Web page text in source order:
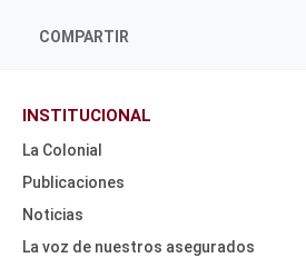
COMPARTIR
INSTITUCIONAL
La Colonial
Publicaciones
Noticias
La voz de nuestros asegurados